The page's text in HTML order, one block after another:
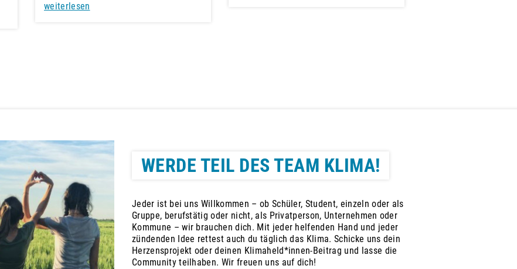
weiterlesen
WERDE TEIL DES TEAM KLIMA!
Jeder ist bei uns Willkommen – ob Schüler, Student, einzeln oder als
Gruppe, berufstätig oder nicht, als Privatperson, Unternehmen oder
Kommune – wir brauchen dich. Mit jeder helfenden Hand und jeder
zündenden Idee rettest auch du täglich das Klima. Schicke uns dein
Herzensprojekt oder deinen Klimaheld*innen-Beitrag und lasse die
Community teilhaben. Wir freuen uns auf dich!